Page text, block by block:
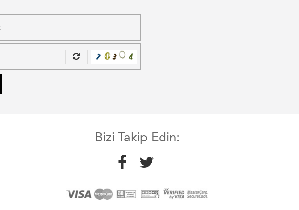
Bizi Takip Edin: